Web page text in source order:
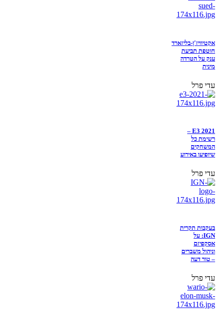
אקטיוויז'ן-בליזארד
חוטפת תביעת
ענק על הטרדה
מינית
עדי פרל
E3 2021 –
רשימת כל
המשחקים
שיופיעו באירוע
עדי פרל
בעקבות תקרית
IGN: על
אסקפיזם
וניהול משברים
– טור דעה
עדי פרל